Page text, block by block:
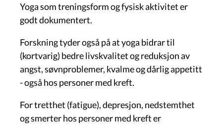
Yoga som treningsform og fysisk aktivitet er
godt dokumentert.
Forskning tyder også på at yoga bidrar til
(kortvarig) bedre livskvalitet og reduksjon av
angst, søvnproblemer, kvalme og dårlig appetitt
- også hos personer med kreft.
For tretthet (fatigue), depresjon, nedstemthet
og smerter hos personer med kreft er